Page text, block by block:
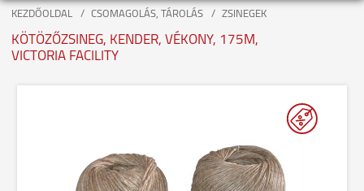
KEZDŐOLDAL CSOMAGOLÁS, TÁROLÁS ZSINEGEK
KÖTÖZŐZSINEG, KENDER, VÉKONY, 175M,
VICTORIA FACILITY